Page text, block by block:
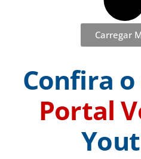
Carregar
Confira
Portal